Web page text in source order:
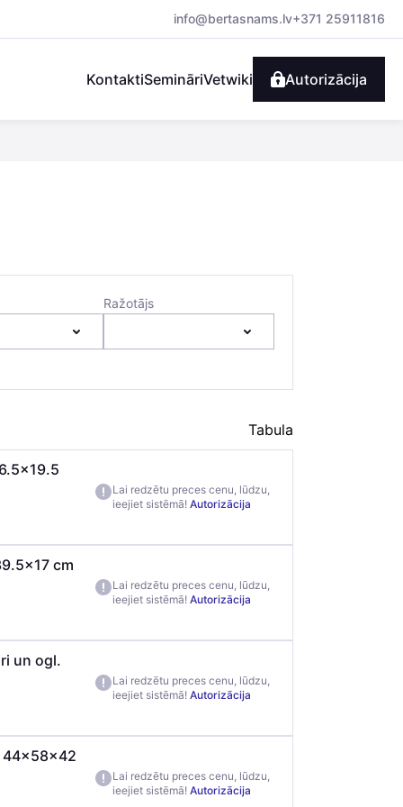
info@bertasnams.lv+371 25911816
KontaktiSemināriVetwiki Autorizācija
Ražotājs
Tabula
Lai redzētu preces cenu, lūdzu,
ieejiet sistēmā! Autorizācija
cm
Lai redzētu preces cenu, lūdzu,
ieejiet sistēmā! Autorizācija
un ogl.
Lai redzētu preces cenu, lūdzu,
ieejiet sistēmā! Autorizācija
44x58x42
Lai redzētu preces cenu, lūdzu,
ieejiet sistēmā! Autorizācija